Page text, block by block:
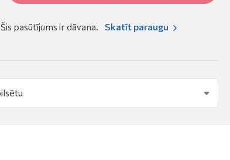
Šis pasūtījums ir dāvana. Skatīt paraugu